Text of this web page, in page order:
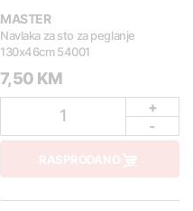
MASTER
Navlaka za sto za peglanje
130x46cm 54001
7,50 KM
1
+
-
RASPRODANO